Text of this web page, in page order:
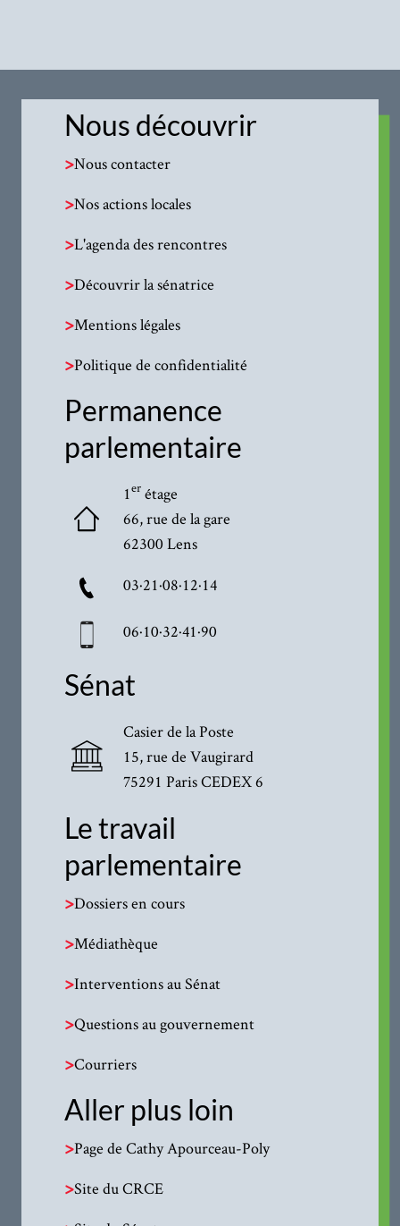
Nous découvrir
>Nous contacter
>Nos actions locales
>L'agenda des rencontres
>Découvrir la sénatrice
>Mentions légales
>Politique de confidentialité
Permanence
parlementaire
1erétage
66, rue de la gare
62300 Lens
03·21·08·12·14
06·10·32·41·90
Sénat
Casier de la Poste
15, rue de Vaugirard
75291 Paris CEDEX 6
Le travail
parlementaire
>Dossiers en cours
>Médiathèque
>Interventions au Sénat
>Questions au gouvernement
>Courriers
Aller plus loin
>Page de Cathy Apourceau-Poly
>Site du CRCE